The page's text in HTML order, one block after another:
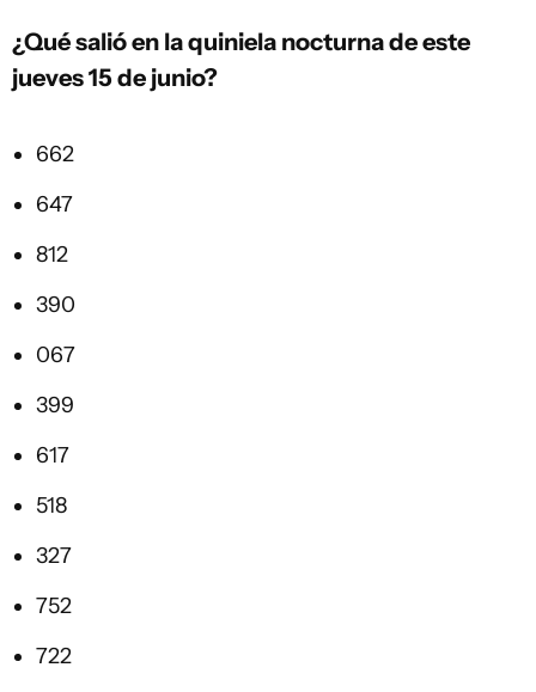
¿Qué salió en la quiniela nocturna de este
jueves 15 de junio?
662
647
812
390
067
399
617
518
327
752
722